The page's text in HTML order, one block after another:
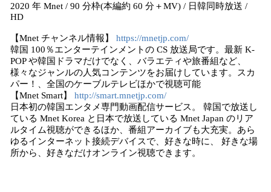
2020 年 Mnet / 90 分枠(本編約 60 分＋MV) / 日韓同時放送 /
HD
【Mnet チャンネル情報】 https://mnetjp.com/
韓国 100％エンターテインメントの CS 放送局です。最新 K-
POP や韓国ドラマだけでなく、バラエティや旅番組など、
様々なジャンルの人気コンテンツをお届けしています。スカ
パー！、全国のケーブルテレビほかで視聴可能
【Mnet Smart】 http://smart.mnetjp.com/
日本初の韓国エンタメ専門動画配信サービス。 韓国で放送し
ている Mnet Korea と日本で放送している Mnet Japan のリア
ルタイム視聴ができるほか、番組アーカイブも大充実。あら
ゆるインターネット接続デバイスで、好きな時に、 好きな場
所から、好きなだけオンライン視聴できます。